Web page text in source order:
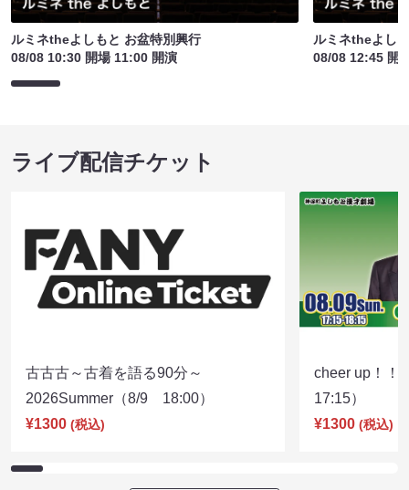
ルミネtheよしもと お盆特別興行
08/08 10:30 開場 11:00 開演
ルミネtheよし
08/08 12:45 開
ライブ配信チケット
古古古～古着を語る90分～
2026Summer（8/9 18:00）
¥1300 (税込)
cheer up！
17:15）
¥1300 (税込)